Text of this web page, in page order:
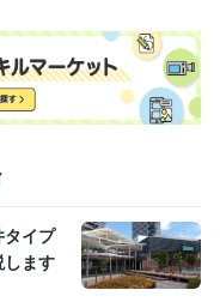
タイプ
します